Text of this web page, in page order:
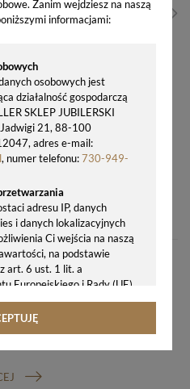
Zanim wejdziesz na naszą
informacjami:
osobowych jest
działalność gospodarczą
SKLEP JUBILERSKI
21, 88-100
adres e-mail:
, numer telefonu:730-949-
adresu IP, danych
i danych lokalizacyjnych
Ci wejścia na naszą
na podstawie
art. 6 ust. 1 lit. a
Europejskiego i Rady (UE)
sprawie ochrony osób
danych
zł